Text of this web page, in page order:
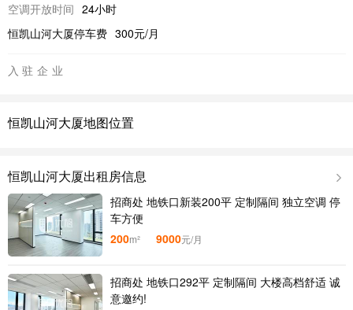
空调开放时间 24小时
恒凯山河大厦停车费 300元/月
入驻企业
恒凯山河大厦地图位置
恒凯山河大厦出租房信息
招商处 地铁口新装200平 定制隔间 独立空调 停
车方便
200m² 9000元/月
招商处 地铁口292平 定制隔间 大楼高档舒适 诚
意邀约!